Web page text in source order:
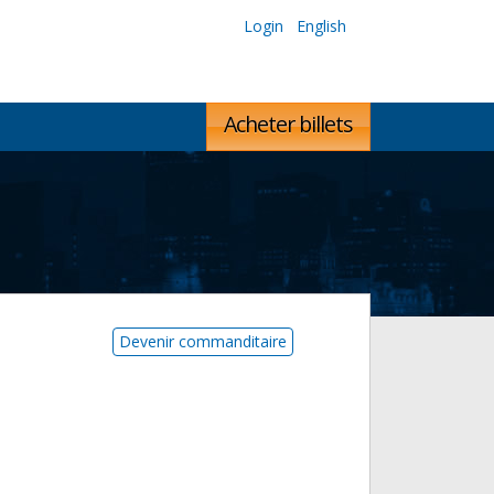
Login English
Acheter billets
Devenir commanditaire